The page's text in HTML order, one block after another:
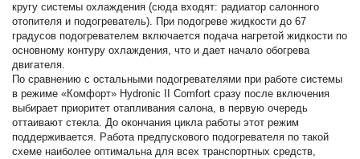
кругу системы охлаждения (сюда входят: радиатор салонного
отопителя и подогреватель). При подогреве жидкости до 67
градусов подогревателем включается подача нагретой жидкости по
основному контуру охлаждения, что и дает начало обогрева
двигателя.
По сравнению с остальными подогревателями при работе системы
в режиме «Комфорт» Hydronic II Comfort сразу после включения
выбирает приоритет отапливания салона, в первую очередь
оттаивают стекла. До окончания цикла работы этот режим
поддерживается. Работа предпускового подогревателя по такой
схеме наиболее оптимальна для всех транспортных средств,